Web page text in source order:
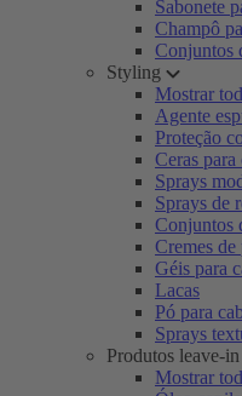
Sabonete
Champô
Conjuntos
Styling
Mostrar
Agente
Proteção
Ceras para
Sprays
Sprays de
Conjuntos
Cremes de
Géis para
Lacas
Pó para
Sprays
Produtos leave-in
Mostrar